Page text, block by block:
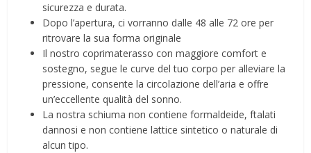
sicurezza e durata.
Dopo l’apertura, ci vorranno dalle 48 alle 72 ore per
ritrovare la sua forma originale
Il nostro coprimaterasso con maggiore comfort e
sostegno, segue le curve del tuo corpo per alleviare la
pressione, consente la circolazione dell’aria e offre
un’eccellente qualità del sonno.
La nostra schiuma non contiene formaldeide, ftalati
dannosi e non contiene lattice sintetico o naturale di
alcun tipo.